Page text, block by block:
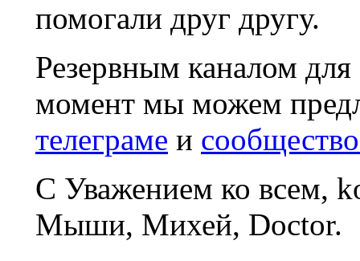
помогали друг другу.
Резервным каналом
момент мы можем
телеграме и
С Уважением ко всем,
Мыши, Михей, Doctor.